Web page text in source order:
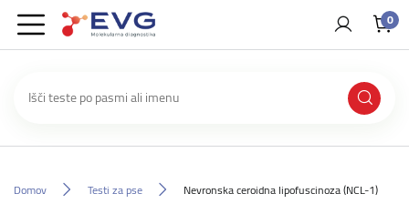
0
Domov Testi za pse Nevronska ceroidna lipofuscinoza (NCL-1)